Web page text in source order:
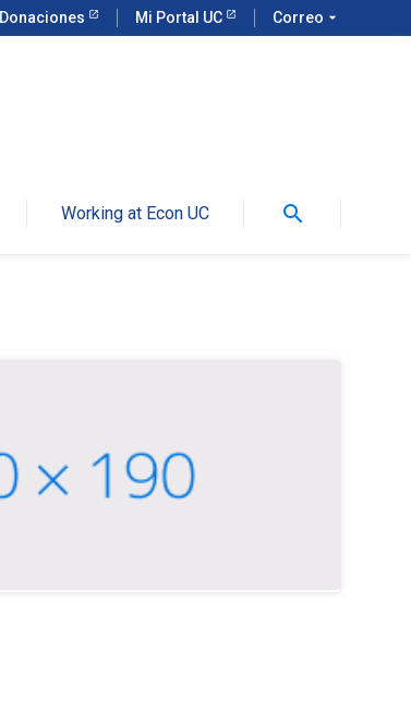
Donaciones Mi Portal UC Correo arrow_drop_down
Working at Econ UC search